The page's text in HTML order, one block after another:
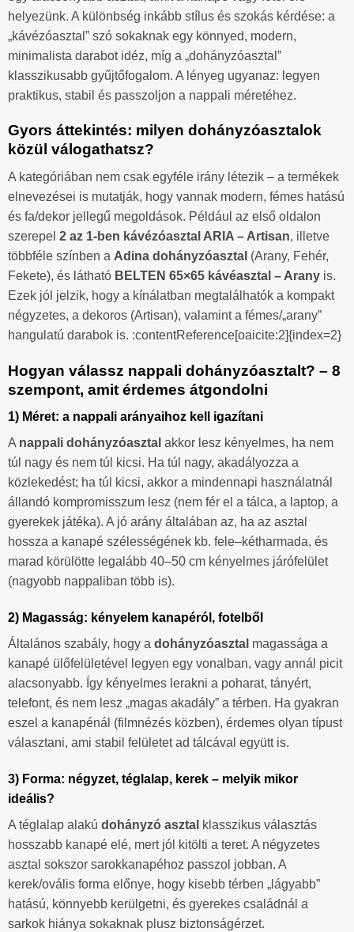
helyezünk. A különbség inkább stílus és szokás kérdése: a
„kávézóasztal” szó sokaknak egy könnyed, modern,
minimalista darabot idéz, míg a „dohányzóasztal”
klasszikusabb gyűjtőfogalom. A lényeg ugyanaz: legyen
praktikus, stabil és passzoljon a nappali méretéhez.
Gyors áttekintés: milyen dohányzóasztalok
közül válogathatsz?
A kategóriában nem csak egyféle irány létezik – a termékek
elnevezései is mutatják, hogy vannak modern, fémes hatású
és fa/dekor jellegű megoldások. Például az első oldalon
szerepel 2 az 1-ben kávézóasztal ARIA – Artisan, illetve
többféle színben a Adina dohányzóasztal (Arany, Fehér,
Fekete), és látható BELTEN 65×65 kávéasztal – Arany is.
Ezek jól jelzik, hogy a kínálatban megtalálhatók a kompakt
négyzetes, a dekoros (Artisan), valamint a fémes/„arany”
hangulatú darabok is. :contentReference[oaicite:2]{index=2}
Hogyan válassz nappali dohányzóasztalt? – 8
szempont, amit érdemes átgondolni
1) Méret: a nappali arányaihoz kell igazítani
A nappali dohányzóasztal akkor lesz kényelmes, ha nem
túl nagy és nem túl kicsi. Ha túl nagy, akadályozza a
közlekedést; ha túl kicsi, akkor a mindennapi használatnál
állandó kompromisszum lesz (nem fér el a tálca, a laptop, a
gyerekek játéka). A jó arány általában az, ha az asztal
hossza a kanapé szélességének kb. fele–kétharmada, és
marad körülötte legalább 40–50 cm kényelmes járófelület
(nagyobb nappaliban több is).
2) Magasság: kényelem kanapéról, fotelből
Általános szabály, hogy a dohányzóasztal magassága a
kanapé ülőfelületével legyen egy vonalban, vagy annál picit
alacsonyabb. Így kényelmes lerakni a poharat, tányért,
telefont, és nem lesz „magas akadály” a térben. Ha gyakran
eszel a kanapénál (filmnézés közben), érdemes olyan típust
választani, ami stabil felületet ad tálcával együtt is.
3) Forma: négyzet, téglalap, kerek – melyik mikor
ideális?
A téglalap alakú dohányzó asztal klasszikus választás
hosszabb kanapé elé, mert jól kitölti a teret. A négyzetes
asztal sokszor sarokkanapéhoz passzol jobban. A
kerek/ovális forma előnye, hogy kisebb térben „lágyabb”
hatású, könnyebb kerülgetni, és gyerekes családnál a
sarkok hiánya sokaknak plusz biztonságérzet.